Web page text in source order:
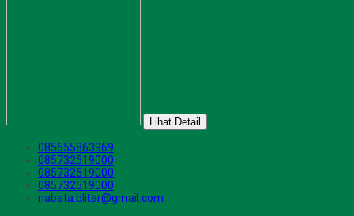
Lihat Detail
085655863969
085732519000
085732519000
085732519000
nabata.blitar@gmail.com